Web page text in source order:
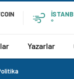
°
Yazarlar